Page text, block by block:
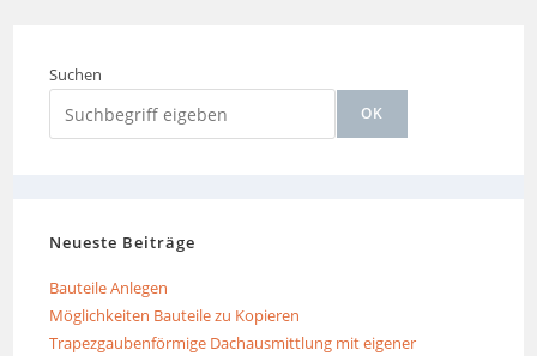
Suchen
OK
Neueste Beiträge
Bauteile Anlegen
Möglichkeiten Bauteile zu Kopieren
Trapezgaubenförmige Dachausmittlung mit eigener